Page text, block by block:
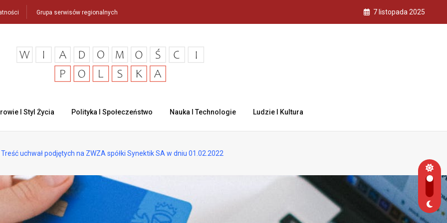
Grupa serwisów regionalnych 7 listopada 2025
I Styl Życia Polityka I Społeczeństwo Nauka I Technologie Ludzie I Kultura
uchwał podjętych na ZWZA spółki Synektik SA w dniu 01.02.2022